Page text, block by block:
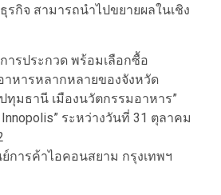
รกิจ สามารถนำไปขยายผลในเชิง
รประกวด พร้อมเลือกซื้อ
หารหลากหลายของจังหวัด
ทุมธานี เมืองนวัตกรรมอาหาร”
Innopolis” ระหว่างวันที่ 31 ตุลาคม
การค้าไอคอนสยาม กรุงเทพฯ